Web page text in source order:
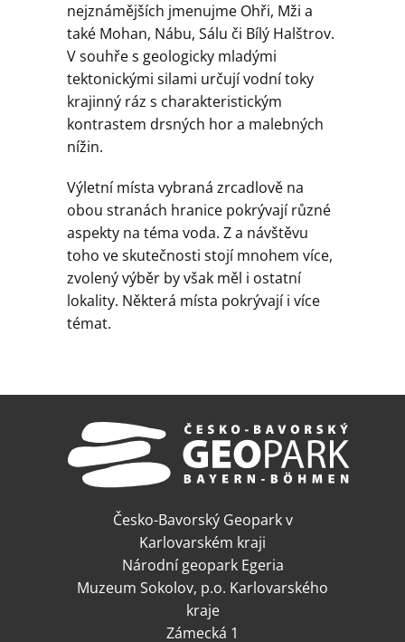
nejznámějších jmenujme Ohři, Mži a
také Mohan, Nábu, Sálu či Bílý Halštrov.
V souhře s geologicky mladými
tektonickými silami určují vodní toky
krajinný ráz s charakteristickým
kontrastem drsných hor a malebných
nížin.
Výletní místa vybraná zrcadlově na
obou stranách hranice pokrývají různé
aspekty na téma voda. Z a návštěvu
toho ve skutečnosti stojí mnohem více,
zvolený výběr by však měl i ostatní
lokality. Některá místa pokrývají i více
témat.
Česko-Bavorský Geopark v
Karlovarském kraji
Národní geopark Egeria
Muzeum Sokolov, p.o. Karlovarského
kraje
Zámecká 1